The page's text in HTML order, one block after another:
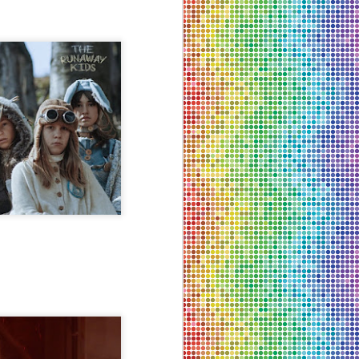
festivala
70. Sterijino pozorje 2025
U tradicionalnom terminu za naš
najznačajniji pozorišni festival, od
26. maja do 03. juna, publika će
moći da pogleda ukupno trinaest
predstava iz pet zemalja (Srbija,
Severna Makedonija, Hrvatska,
Slovenija i Crna Gora) u dva
novosadska pozorišta (SNP na
dve scene i Novosadsko
Festival je osnovan 29.